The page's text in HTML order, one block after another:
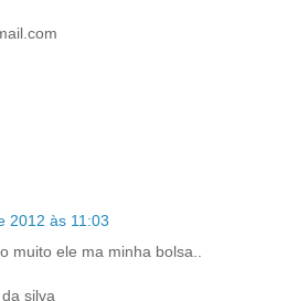
2012 às 11:03
muito ele ma minha bolsa..
silva